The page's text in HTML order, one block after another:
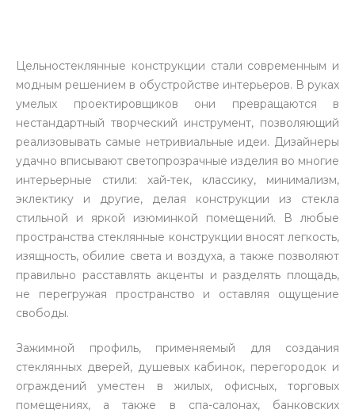
Цельностеклянные конструкции стали современным и
модным решением в обустройстве интерьеров. В руках
умелых проектировщиков они превращаются в
нестандартный творческий инструмент, позволяющий
реализовывать самые нетривиальные идеи. Дизайнеры
удачно вписывают светопрозрачные изделия во многие
интерьерные стили: хай-тек, классику, минимализм,
эклектику и другие, делая конструкции из стекла
стильной и яркой изюминкой помещений. В любые
пространства стеклянные конструкции вносят легкость,
изящность, обилие света и воздуха, а также позволяют
правильно расставлять акценты и разделять площадь,
не перегружая пространство и оставляя ощущение
свободы.
Зажимной профиль, применяемый для создания
стеклянных дверей, душевых кабинок, перегородок и
ограждений уместен в жилых, офисных, торговых
помещениях, а также в спа-салонах, банковских